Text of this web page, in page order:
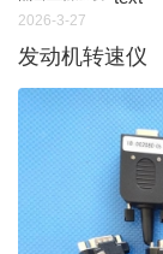
2026-3-27
发动机转速仪